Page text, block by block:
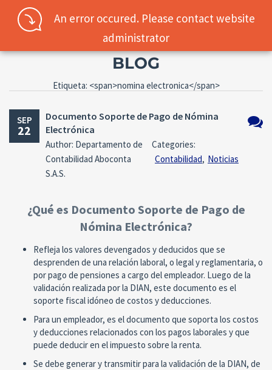
Password
Connect with:
Forgot
Remember me
BLOG
Etiqueta: <span>nomina electronica</span>
SEP
22
Documento Soporte de Pago de Nómina
Electrónica
Author: Departamento de
Contabilidad Aboconta
S.A.S.
Categories:
Contabilidad, Noticias
¿Qué es Documento Soporte de Pago de
Nómina Electrónica?
Refleja los valores devengados y deducidos que se
desprenden de una relación laboral, o legal y reglamentaria, o
por pago de pensiones a cargo del empleador. Luego de la
validación realizada por la DIAN, este documento es el
soporte fiscal idóneo de costos y deducciones.
Para un empleador, es el documento que soporta los costos
y deducciones relacionados con los pagos laborales y que
puede deducir en el impuesto sobre la renta.
Se debe generar y transmitir para la validación de la DIAN, de
An error occured. Please contact website
administrator